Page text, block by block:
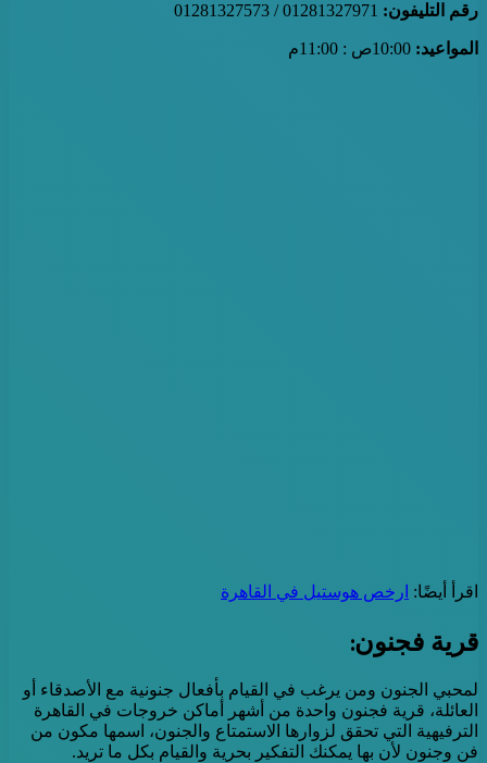
رقم التليفون: 01281327971 / 01281327573
المواعيد: 10:00ص : 11:00م
اقرأ أيضًا: ارخص هوستيل في القاهرة
قرية فجنون:
لمحبي الجنون ومن يرغب في القيام بأفعال جنونية مع الأصدقاء أو
العائلة، قرية فجنون واحدة من أشهر أماكن خروجات في القاهرة
الترفيهية التي تحقق لزوارها الاستمتاع والجنون، اسمها مكون من
فن وجنون لأن بها يمكنك التفكير بحرية والقيام بكل ما تريد.